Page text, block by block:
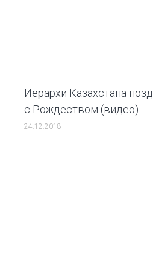
Иерархи Казахстана
с Рождеством (видео)
24.12.2018